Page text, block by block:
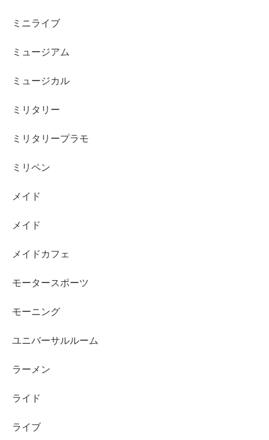
ミニライブ
ミュージアム
ミュージカル
ミリタリー
ミリタリープラモ
ミリペン
メイド
メイド
メイドカフェ
モータースポーツ
モーニング
ユニバーサルルーム
ラーメン
ライド
ライブ